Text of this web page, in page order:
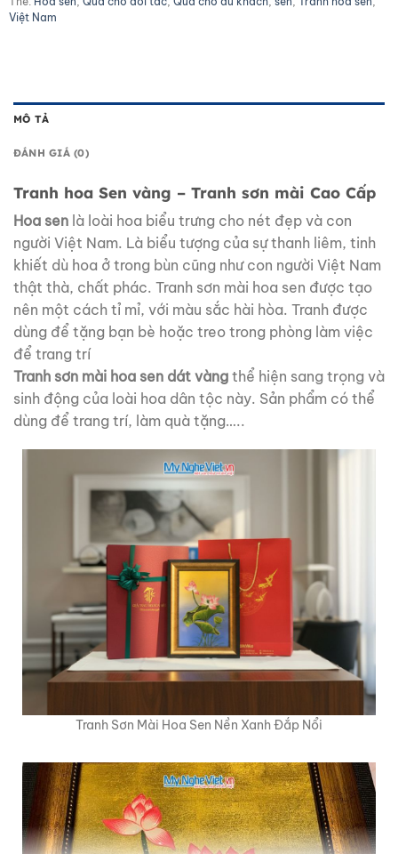
Việt Nam
MÔ TẢ
ĐÁNH GIÁ (0)
Tranh hoa Sen vàng – Tranh sơn mài Cao Cấp
Hoa sen là loài hoa biểu trưng cho nét đẹp và con
người Việt Nam. Là biểu tượng của sự thanh liêm, tinh
khiết dù hoa ở trong bùn cũng như con người Việt Nam
thật thà, chất phác. Tranh sơn mài hoa sen được tạo
nên một cách tỉ mỉ, với màu sắc hài hòa. Tranh được
dùng để tặng bạn bè hoặc treo trong phòng làm việc
để trang trí
Tranh sơn mài hoa sen dát vàng thể hiện sang trọng và
sinh động của loài hoa dân tộc này. Sản phẩm có thể
dùng để trang trí, làm quà tặng…..
Tranh Sơn Mài Hoa Sen Nền Xanh Đắp Nổi